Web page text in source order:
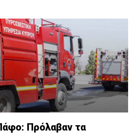
Πρόλαβαν τα